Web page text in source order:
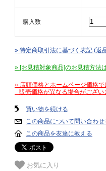
購入数
» 特定商取引法に基づく表記 (返
» [お見積対象商品]のお見積方法
» 店頭価格とホームページ価格で
販売価格が異なる場合がござい
買い物を続ける
この商品について問い合わせ
この商品を友達に教える
お気に入り